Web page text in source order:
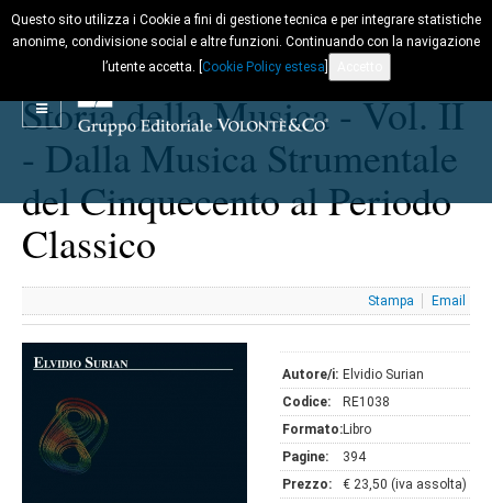
Storia della Musica - Vol. II
- Dalla Musica Strumentale
del Cinquecento al Periodo
Classico
Stampa Email
Autore/i: Elvidio Surian
Codice:
RE1038
Formato:Libro
Pagine:
394
Prezzo:
€ 23,50 (iva assolta)
Questo sito utilizza i Cookie a fini di gestione tecnica e per integrare statistiche
anonime, condivisione social e altre funzioni. Continuando con la navigazione
l’utente accetta. [ Cookie Policy estesa